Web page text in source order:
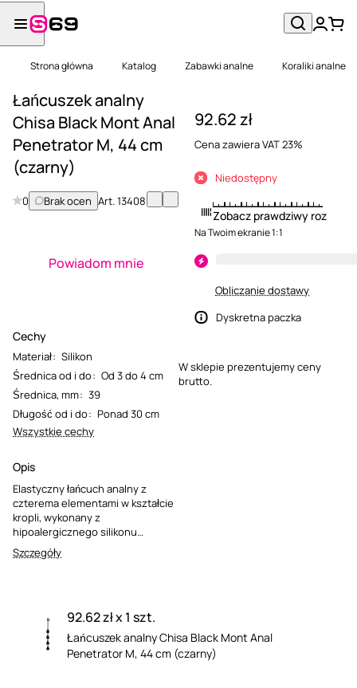
Strona główna Katalog Zabawki analne Koraliki analne
Łańcuszek analny
Chisa Black Mont Anal
Penetrator M, 44 cm
(czarny)
0 Brak ocen Art.13408
Powiadom mnie
Cechy
Materiał: Silikon
Średnica od i do: Od 3 do 4 cm
Średnica, mm: 39
Długość od i do: Ponad 30 cm
Wszystkie cechy
Opis
Elastyczny łańcuch analny z
czterema elementami w kształcie
kropli, wykonany z
hipoalergicznego silikonu
medycznego. Jego średnica jest
idealna dla osób z
bezpieczne usunięcie.
Szczegóły
92.62 zł
Cena zawiera VAT 23%
Niedostępny
Zobacz prawdziwy rozmiar
Na Twoim ekranie 1:1
Obliczanie dostawy
Dyskretna paczka
W sklepie prezentujemy ceny
brutto.
92.62 zł x 1 szt.
Łańcuszek analny Chisa Black Mont Anal
Penetrator M, 44 cm (czarny)